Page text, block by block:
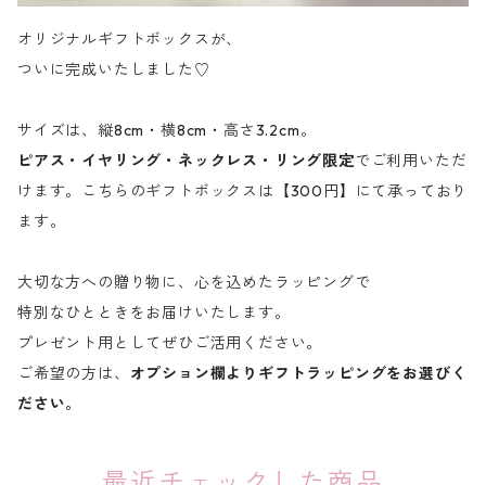
オリジナルギフトボックスが、
ついに完成いたしました♡
サイズは、縦8cm・横8cm・高さ3.2cm。
ピアス・イヤリング・ネックレス・リング限定でご利用いただ
けます。こちらのギフトボックスは【300円】にて承っており
ます。
大切な方への贈り物に、心を込めたラッピングで
特別なひとときをお届けいたします。
プレゼント用としてぜひご活用ください。
ご希望の方は、 オプション欄よりギフトラッピングをお選びく
ださい。